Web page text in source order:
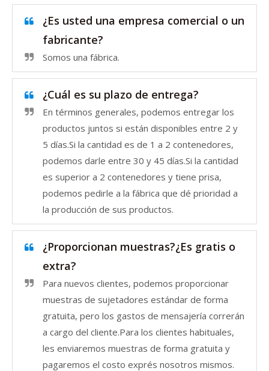
¿Es usted una empresa comercial o un
fabricante?
Somos una fábrica.
¿Cuál es su plazo de entrega?
En términos generales, podemos entregar los
productos juntos si están disponibles entre 2 y
5 días.Si la cantidad es de 1 a 2 contenedores,
podemos darle entre 30 y 45 días.Si la cantidad
es superior a 2 contenedores y tiene prisa,
podemos pedirle a la fábrica que dé prioridad a
la producción de sus productos.
¿Proporcionan muestras?¿Es gratis o
extra?
Para nuevos clientes, podemos proporcionar
muestras de sujetadores estándar de forma
gratuita, pero los gastos de mensajería correrán
a cargo del cliente.Para los clientes habituales,
les enviaremos muestras de forma gratuita y
pagaremos el costo exprés nosotros mismos.